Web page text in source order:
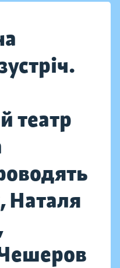
театр
Наталя